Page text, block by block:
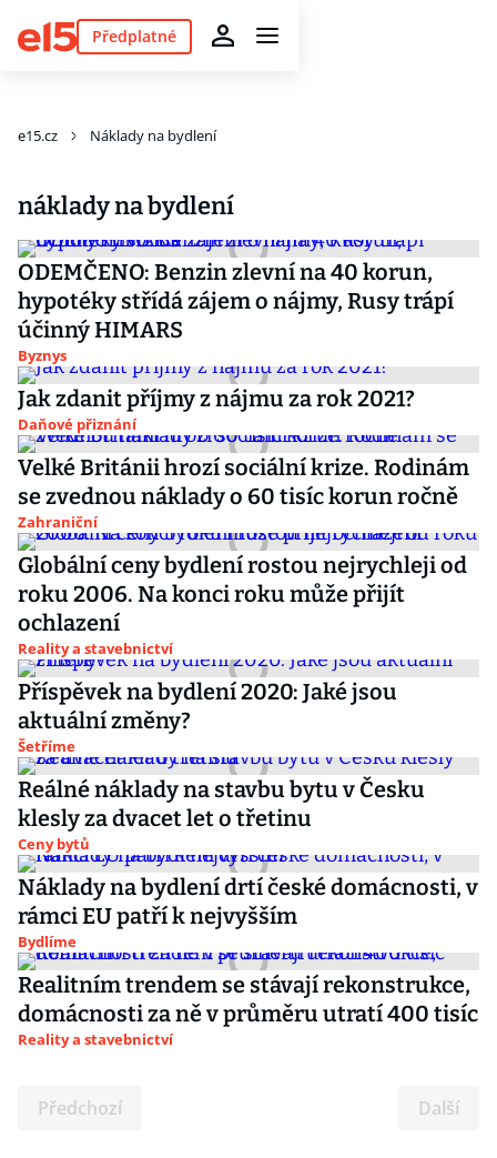
Předplatné
e15.cz Náklady na bydlení
náklady na bydlení
ODEMČENO: Benzin zlevní na 40 korun,
hypotéky střídá zájem o nájmy, Rusy trápí
účinný HIMARS
Byznys
Jak zdanit příjmy z nájmu za rok 2021?
Daňové přiznání
Velké Británii hrozí sociální krize. Rodinám
se zvednou náklady o 60 tisíc korun ročně
Zahraniční
Globální ceny bydlení rostou nejrychleji od
roku 2006. Na konci roku může přijít
ochlazení
Reality a stavebnictví
Příspěvek na bydlení 2020: Jaké jsou
aktuální změny?
Šetříme
Reálné náklady na stavbu bytu v Česku
klesly za dvacet let o třetinu
Ceny bytů
Náklady na bydlení drtí české domácnosti, v
rámci EU patří k nejvyšším
Bydlíme
Realitním trendem se stávají rekonstrukce,
domácnosti za ně v průměru utratí 400 tisíc
Reality a stavebnictví
Předchozí Další